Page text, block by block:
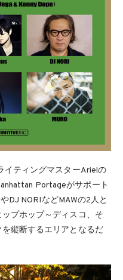
イティングマスターArielの
Portageがサポート
DJ NORIなどMAWの2人と
プホップ～ディスコ、そ
縦断するエリアとなるだ